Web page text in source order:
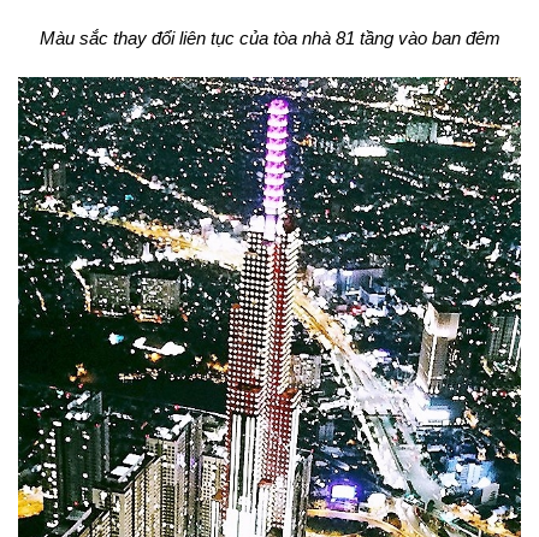
Màu sắc thay đổi liên tục của tòa nhà 81 tầng vào ban đêm